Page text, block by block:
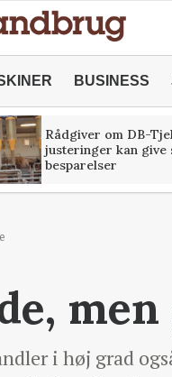
BUSINESS
Rådgiver om DB-
justeringer kan give
besparelser
men
i høj grad